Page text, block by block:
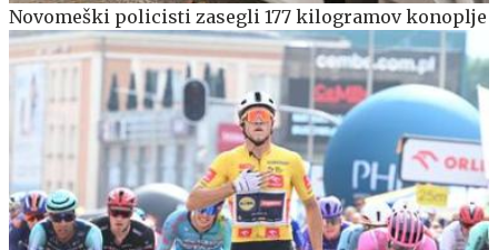
Novomeški policisti zasegli 177 kilogramov konoplje